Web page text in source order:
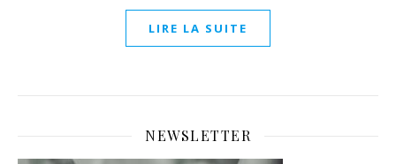
LIRE LA SUITE
NEWSLETTER